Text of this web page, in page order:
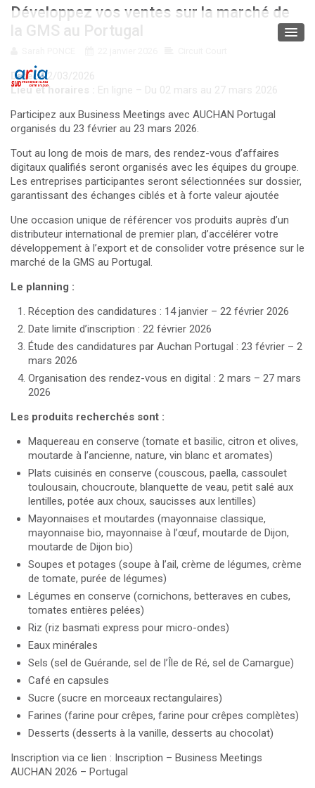
Développez vos ventes sur la marché de
la GMS au Portugal
Date :02/03/2026
Lieu et horaires :
En ligne – Du 02 mars au 27 mars 2026
Participez aux Business Meetings avec AUCHAN Portugal
organisés du 23 février au 23 mars 2026.
Tout au long de mois de mars, des rendez-vous d’affaires
digitaux qualifiés seront organisés avec les équipes du groupe.
Les entreprises participantes seront sélectionnées sur dossier,
garantissant des échanges ciblés et à forte valeur ajoutée
Une occasion unique de référencer vos produits auprès d’un
distributeur international de premier plan, d’accélérer votre
développement à l’export et de consolider votre présence sur le
marché de la GMS au Portugal.
Le planning :
Réception des candidatures : 14 janvier – 22 février 2026
Date limite d’inscription : 22 février 2026
Étude des candidatures par Auchan Portugal : 23 février – 2
mars 2026
Organisation des rendez-vous en digital : 2 mars – 27 mars
2026
Les produits recherchés sont :
Maquereau en conserve (tomate et basilic, citron et olives,
moutarde à l’ancienne, nature, vin blanc et aromates)
Plats cuisinés en conserve (couscous, paella, cassoulet
toulousain, choucroute, blanquette de veau, petit salé aux
lentilles, potée aux choux, saucisses aux lentilles)
Mayonnaises et moutardes (mayonnaise classique,
mayonnaise bio, mayonnaise à l’œuf, moutarde de Dijon,
moutarde de Dijon bio)
Soupes et potages (soupe à l’ail, crème de légumes, crème
de tomate, purée de légumes)
Légumes en conserve (cornichons, betteraves en cubes,
tomates entières pelées)
Riz (riz basmati express pour micro-ondes)
Eaux minérales
Sels (sel de Guérande, sel de l’Île de Ré, sel de Camargue)
Café en capsules
Sucre (sucre en morceaux rectangulaires)
Farines (farine pour crêpes, farine pour crêpes complètes)
Desserts (desserts à la vanille, desserts au chocolat)
Inscription via ce lien : Inscription – Business Meetings
AUCHAN 2026 – Portugal